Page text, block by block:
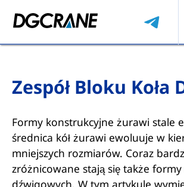
Zespół Bloku Koła
Formy konstrukcyjne żurawi stale
średnica kół żurawi ewoluuje w
mniejszych rozmiarów. Coraz
zróżnicowane stają się także